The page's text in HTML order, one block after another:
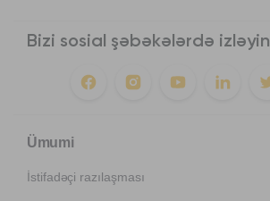
Bizi sosial şəbəkələrdə izləyin
Ümumi
İstifadəçi razılaşması